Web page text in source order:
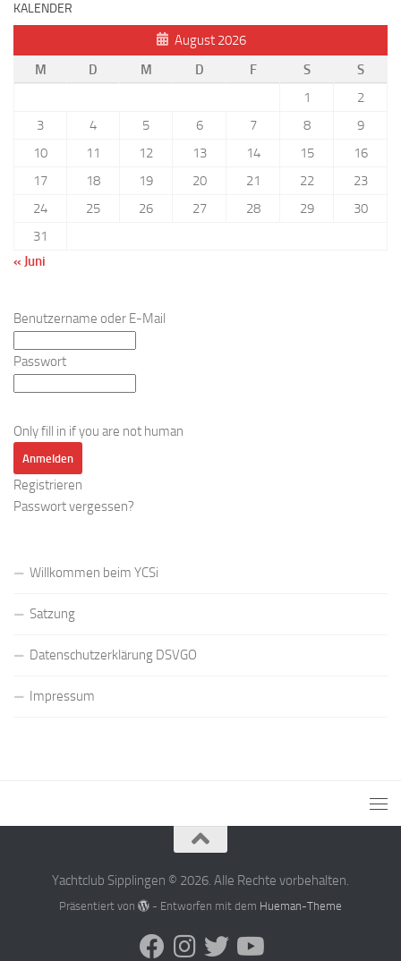
KALENDER
August 2026
M
D M D F S
S
1
2
3
4 5 6 7 8
9
10
11 12 13 14 15
16
17
18 19 20 21 22
23
24
25 26 27 28 29
30
31
« Juni
Benutzername oder E-Mail
Passwort
Only fill in if you are not human
Registrieren
Passwort vergessen?
Willkommen beim YCSi
Satzung
Datenschutzerklärung DSVGO
Impressum
Yachtclub Sipplingen © 2026. Alle Rechte vorbehalten.
Präsentiert von - Entworfen mit dem Hueman-Theme